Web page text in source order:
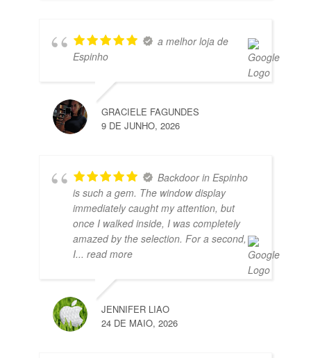
a melhor loja de
Espinho
GRACIELE FAGUNDES
9 DE JUNHO, 2026
Backdoor in Espinho
is such a gem. The window display
immediately caught my attention, but
once I walked inside, I was completely
amazed by the selection. For a second,
I... read more
JENNIFER LIAO
24 DE MAIO, 2026